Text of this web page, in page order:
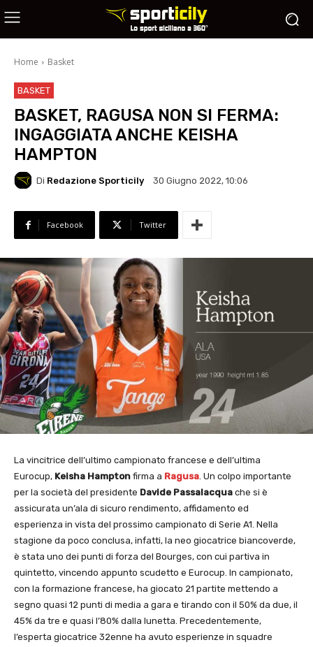
Home Basket
BASKET
BASKET, RAGUSA NON SI FERMA:
INGAGGIATA ANCHE KEISHA
HAMPTON
Di Redazione Sporticily 30 Giugno 2022, 10:06
Facebook Twitter
La vincitrice dell’ultimo campionato francese e dell’ultima
Eurocup, Keisha Hampton firma a Ragusa. Un colpo importante
per la società del presidente Davide Passalacqua che si è
assicurata un’ala di sicuro rendimento, affidamento ed
esperienza in vista del prossimo campionato di Serie A1. Nella
stagione da poco conclusa, infatti, la neo giocatrice biancoverde,
è stata uno dei punti di forza del Bourges, con cui partiva in
quintetto, vincendo appunto scudetto e Eurocup. In campionato,
con la formazione francese, ha giocato 21 partite mettendo a
segno quasi 12 punti di media a gara e tirando con il 50% da due, il
45% da tre e quasi l’80% dalla lunetta. Precedentemente,
l’esperta giocatrice 32enne ha avuto esperienze in squadre